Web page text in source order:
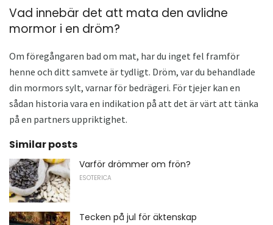
Vad innebär det att mata den avlidne
mormor i en dröm?
Om föregångaren bad om mat, har du inget fel framför
henne och ditt samvete är tydligt. Dröm, var du behandlade
din mormors sylt, varnar för bedrägeri. För tjejer kan en
sådan historia vara en indikation på att det är värt att tänka
på en partners uppriktighet.
Similar posts
Varför drömmer om frön?
ESOTERICA
Tecken på jul för äktenskap